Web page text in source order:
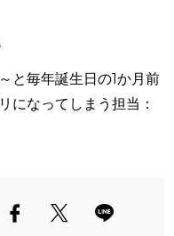
と毎年誕生日の1か月前
になってしまう担当：